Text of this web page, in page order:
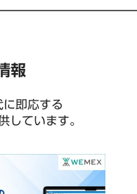
報
即応する
しています。